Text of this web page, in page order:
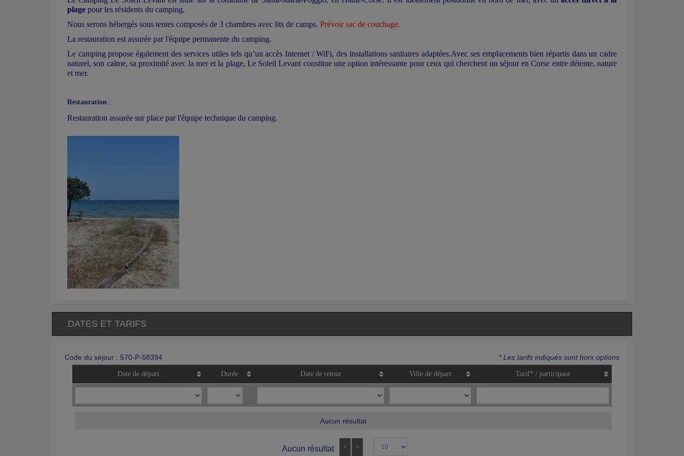
plage pour les résidents du camping.
Nous serons hébergés sous tentes composés de 3 chambres avec lits de camps. Prévoir sac de couchage.
La restauration est assurée par l'équipe permanente du camping.
Le camping propose également des services utiles tels qu’un accès Internet / WiFi, des installations sanitaires adaptées.Avec ses emplacements bien répartis dans un cadre
naturel, son calme, sa proximité avec la mer et la plage, Le Soleil Levant constitue une option intéressante pour ceux qui cherchent un séjour en Corse entre détente, nature
et mer.
Restauration :
Restauration assurée sur place par l'équipe technique du camping.
DATES ET TARIFS
Code du séjour : 570-P-58394 * Les tarifs indiqués sont hors options
Date de départ Durée Date de retour Ville de départ Tarif* / participant
Aucun résultat
Aucun résultat < >